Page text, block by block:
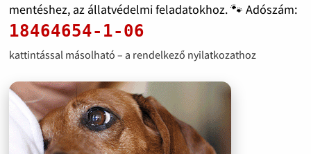
mentéshez, az állatvédelmi feladatokhoz. 🐾 Adószám:
18464654-1-06
kattintással másolható – a rendelkező nyilatkozathoz